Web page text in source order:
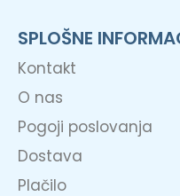
SPLOŠNE
Kontakt
O nas
Pogoji poslovanja
Dostava
Plačilo